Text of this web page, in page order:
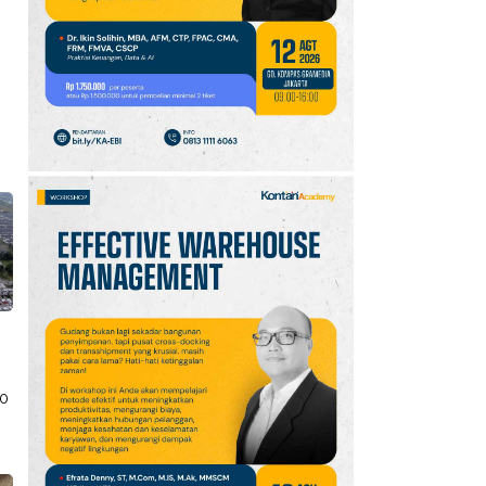
10 Promo JSM Superindo
7–9 Agustus 2026,
Minyak Goreng Rp37.900
hingga Buah Diskon 50%